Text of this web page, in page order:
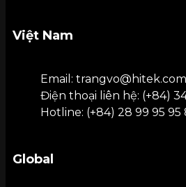
Việt Nam
Email:
Điện thoại liên hệ: (+84)
Hotline: (+84) 28 99 95 95
Global